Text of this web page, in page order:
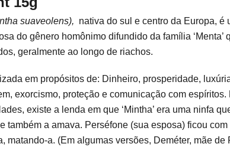
suaveolens), nativa do sul e centro da Europa, é
do gênero homônimo difundido da família ‘Menta’
geralmente ao longo de riachos.
em propósitos de: Dinheiro, prosperidade,
exorcismo, proteção e comunicação com
existe a lenda em que ‘Mintha’ era uma ninfa
também a amava. Perséfone (sua esposa) ficou
matando-a. (Em algumas versões, Deméter, mãe de